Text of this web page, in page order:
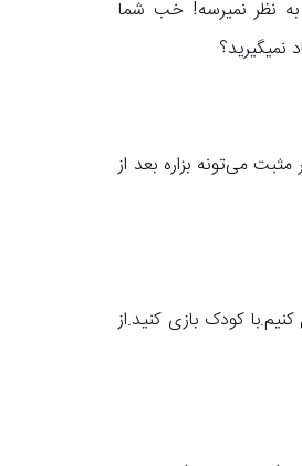
به نظر نمیرسه! خب شما
نمیگیرید؟
مثبت می‌تونه بزاره بعد از
ساده را برای شما بیان کنیم.با کودک بازی کنید.از